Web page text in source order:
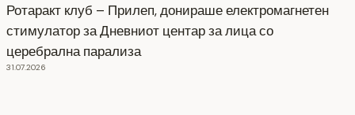
Ротаракт клуб – Прилеп, донираше електромагнетен
стимулатор за Дневниот центар за лица со
церебрална парализа
31.07.2026